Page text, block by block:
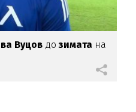
Вуцов дозимата на